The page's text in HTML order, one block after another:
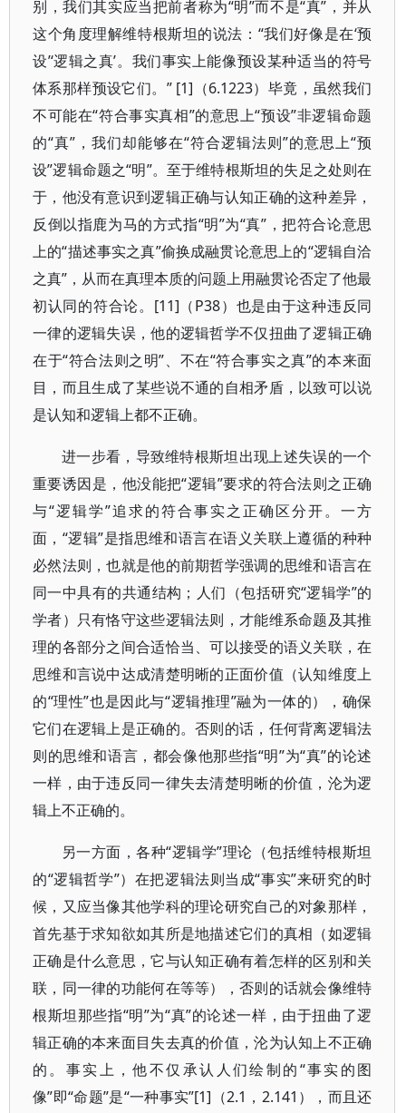
别，我们其实应当把前者称为“明”而不是“真”，并从
这个角度理解维特根斯坦的说法：“我们好像是在‘预
设’‘逻辑之真’。我们事实上能像预设某种适当的符号
体系那样预设它们。” [1]（6.1223）毕竟，虽然我们
不可能在“符合事实真相”的意思上“预设”非逻辑命题
的“真”，我们却能够在“符合逻辑法则”的意思上“预
设”逻辑命题之“明”。至于维特根斯坦的失足之处则在
于，他没有意识到逻辑正确与认知正确的这种差异，
反倒以指鹿为马的方式指“明”为“真”，把符合论意思
上的“描述事实之真”偷换成融贯论意思上的“逻辑自洽
之真”，从而在真理本质的问题上用融贯论否定了他最
初认同的符合论。[11]（P38）也是由于这种违反同
一律的逻辑失误，他的逻辑哲学不仅扭曲了逻辑正确
在于“符合法则之明”、不在“符合事实之真”的本来面
目，而且生成了某些说不通的自相矛盾，以致可以说
是认知和逻辑上都不正确。
进一步看，导致维特根斯坦出现上述失误的一个
重要诱因是，他没能把“逻辑”要求的符合法则之正确
与“逻辑学”追求的符合事实之正确区分开。一方
面，“逻辑”是指思维和语言在语义关联上遵循的种种
必然法则，也就是他的前期哲学强调的思维和语言在
同一中具有的共通结构；人们（包括研究“逻辑学”的
学者）只有恪守这些逻辑法则，才能维系命题及其推
理的各部分之间合适恰当、可以接受的语义关联，在
思维和言说中达成清楚明晰的正面价值（认知维度上
的“理性”也是因此与“逻辑推理”融为一体的），确保
它们在逻辑上是正确的。否则的话，任何背离逻辑法
则的思维和语言，都会像他那些指“明”为“真”的论述
一样，由于违反同一律失去清楚明晰的价值，沦为逻
辑上不正确的。
另一方面，各种“逻辑学”理论（包括维特根斯坦
的“逻辑哲学”）在把逻辑法则当成“事实”来研究的时
候，又应当像其他学科的理论研究自己的对象那样，
首先基于求知欲如其所是地描述它们的真相（如逻辑
正确是什么意思，它与认知正确有着怎样的区别和关
联，同一律的功能何在等等），否则的话就会像维特
根斯坦那些指“明”为“真”的论述一样，由于扭曲了逻
辑正确的本来面目失去真的价值，沦为认知上不正确
的。事实上，他不仅承认人们绘制的“事实的图
像”即“命题”是“一种事实”[1]（2.1，2.141），而且还